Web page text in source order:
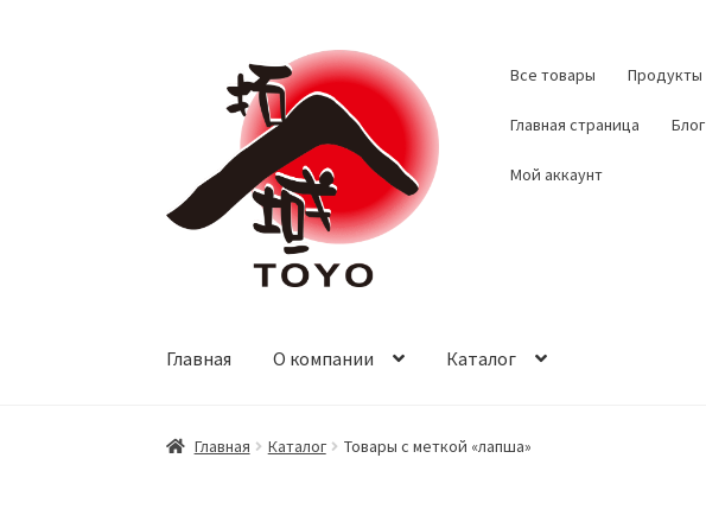
навигации
содержимому
Все товары Продукты
Главная страница Блог
Мой аккаунт
Главная О компании Каталог
Главная Каталог Товары с меткой «лапша»